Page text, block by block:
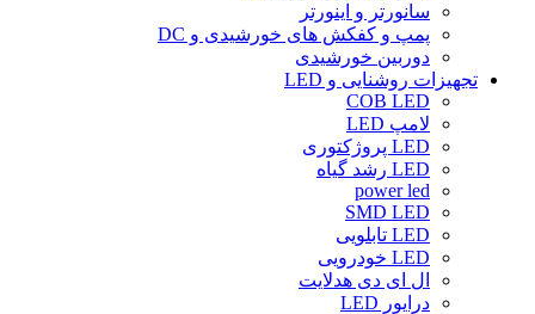
سانورتر و اینورتر
پمپ و کفکش های خورشیدی و DC
دوربین خورشیدی
تجهیزات روشنایی و LED
COB LED
لامپ LED
LED پروژکتوری
LED رشد گیاه
power led
SMD LED
LED تابلویی
LED خودرویی
ال ای دی هدلایت
درایور LED